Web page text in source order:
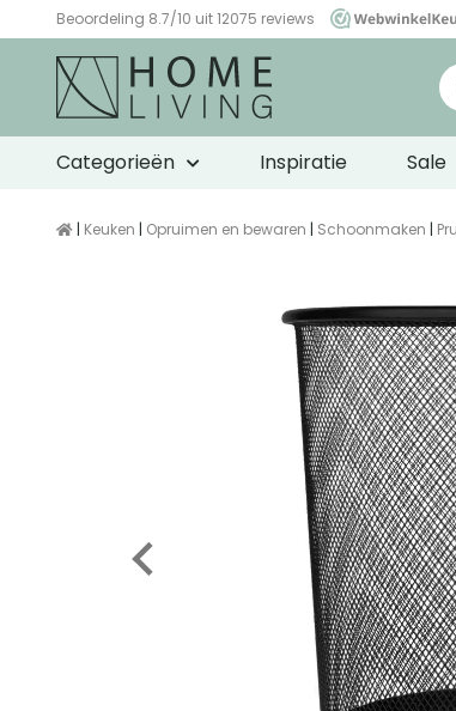
Beoordeling 8.7/10 uit 12075 reviews
WebwinkelKeur
Categorieën Inspiratie Sale
| Keuken | Opruimen en bewaren | Schoonmaken |